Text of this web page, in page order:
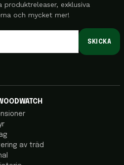
av träd
exklusiva
och mycket mer!
SKICKA